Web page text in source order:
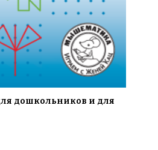
дошкольников и для